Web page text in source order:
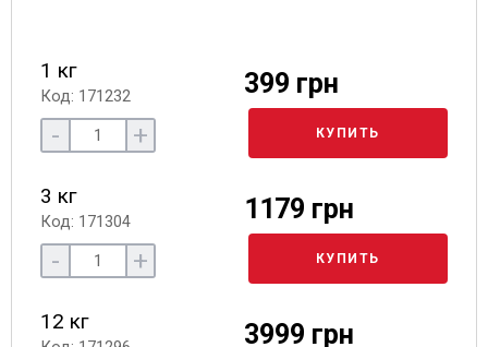
1 кг
Код: 171232 399 грн
- + КУПИТЬ
3 кг
Код: 171304 1179 грн
- + КУПИТЬ
12 кг 3999 грн